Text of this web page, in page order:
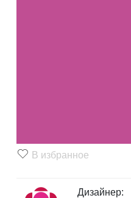
В избранное
Дизайнер: